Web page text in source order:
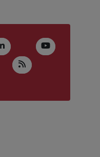
ventana)
LinkedIn
(Abre en nueva ventana)
Youtube
(Abre en
ventana)
en nueva ventana)
RSS
(Abre en nueva